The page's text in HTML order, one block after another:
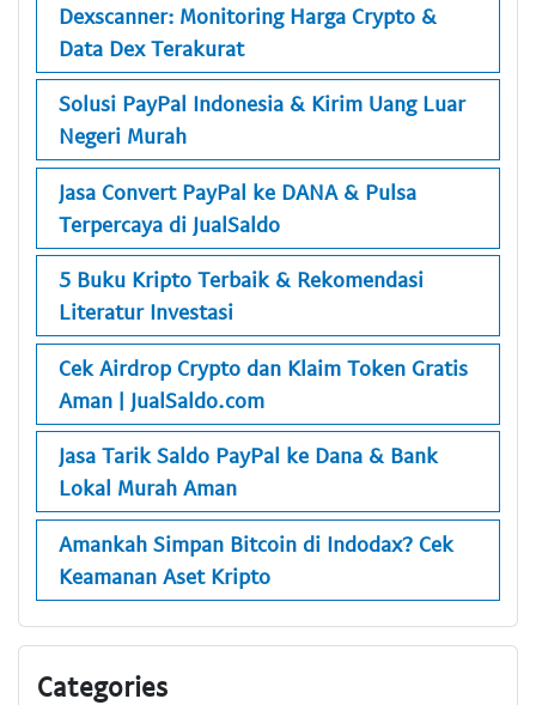
Dexscanner: Monitoring Harga Crypto &
Data Dex Terakurat
Solusi PayPal Indonesia & Kirim Uang Luar
Negeri Murah
Jasa Convert PayPal ke DANA & Pulsa
Terpercaya di JualSaldo
5 Buku Kripto Terbaik & Rekomendasi
Literatur Investasi
Cek Airdrop Crypto dan Klaim Token Gratis
Aman | JualSaldo.com
Jasa Tarik Saldo PayPal ke Dana & Bank
Lokal Murah Aman
Amankah Simpan Bitcoin di Indodax? Cek
Keamanan Aset Kripto
Categories